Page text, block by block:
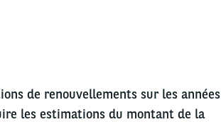
de renouvellements sur les années
les estimations du montant de la